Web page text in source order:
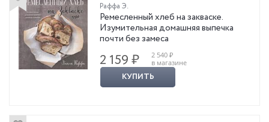
Раффа Э.
Ремесленный хлеб на закваске.
Изумительная домашняя выпечка
почти без замеса
2 159 ₽
2 540 ₽
в магазине
КУПИТЬ